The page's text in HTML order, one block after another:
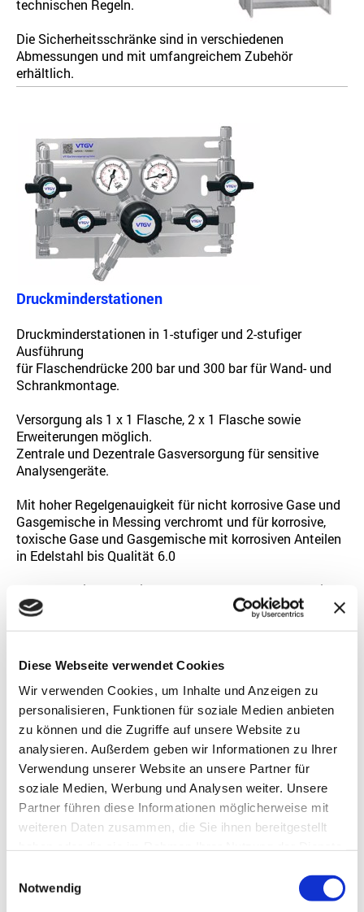
Diese Webseite verwendet Cookies
Wir verwenden Cookies, um Inhalte und Anzeigen zu
personalisieren, Funktionen für soziale Medien anbieten
zu können und die Zugriffe auf unsere Website zu
analysieren. Außerdem geben wir Informationen zu Ihrer
Verwendung unserer Website an unsere Partner für
soziale Medien, Werbung und Analysen weiter. Unsere
Partner führen diese Informationen möglicherweise mit
weiteren Daten zusammen, die Sie ihnen bereitgestellt
Notwendig
technischen Regeln.
Die Sicherheitsschränke sind in verschiedenen
Abmessungen und mit umfangreichem Zubehör
erhältlich.
Druckminderstationen
Druckminderstationen in 1-stufiger und 2-stufiger
Ausführung
für Flaschendrücke 200 bar und 300 bar für Wand- und
Schrankmontage.
Versorgung als 1 x 1 Flasche, 2 x 1 Flasche sowie
Erweiterungen möglich.
Zentrale und Dezentrale Gasversorgung für sensitive
Analysengeräte.
Mit hoher Regelgenauigkeit für nicht korrosive Gase und
Gasgemische in Messing verchromt und für korrosive,
toxische Gase und Gasgemische mit korrosiven Anteilen
in Edelstahl bis Qualität 6.0
Ganzmetallische Abdichtung nach außen, ECD-tauglich.
Gasmangelsignalisierung über Kontaktmanometer und
Entnahmestellen
Einfach-
Entnahmestelle
erweiterbar auf
mehrere
Entnahmestellen
Anordnung.
Brauchgas-